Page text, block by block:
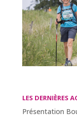
LES DERNIÈRES
Présentation